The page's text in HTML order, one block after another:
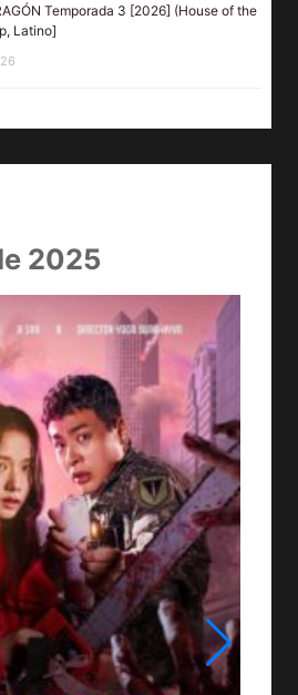
Temporada 3 [2026] (House of the
Latino]
2025